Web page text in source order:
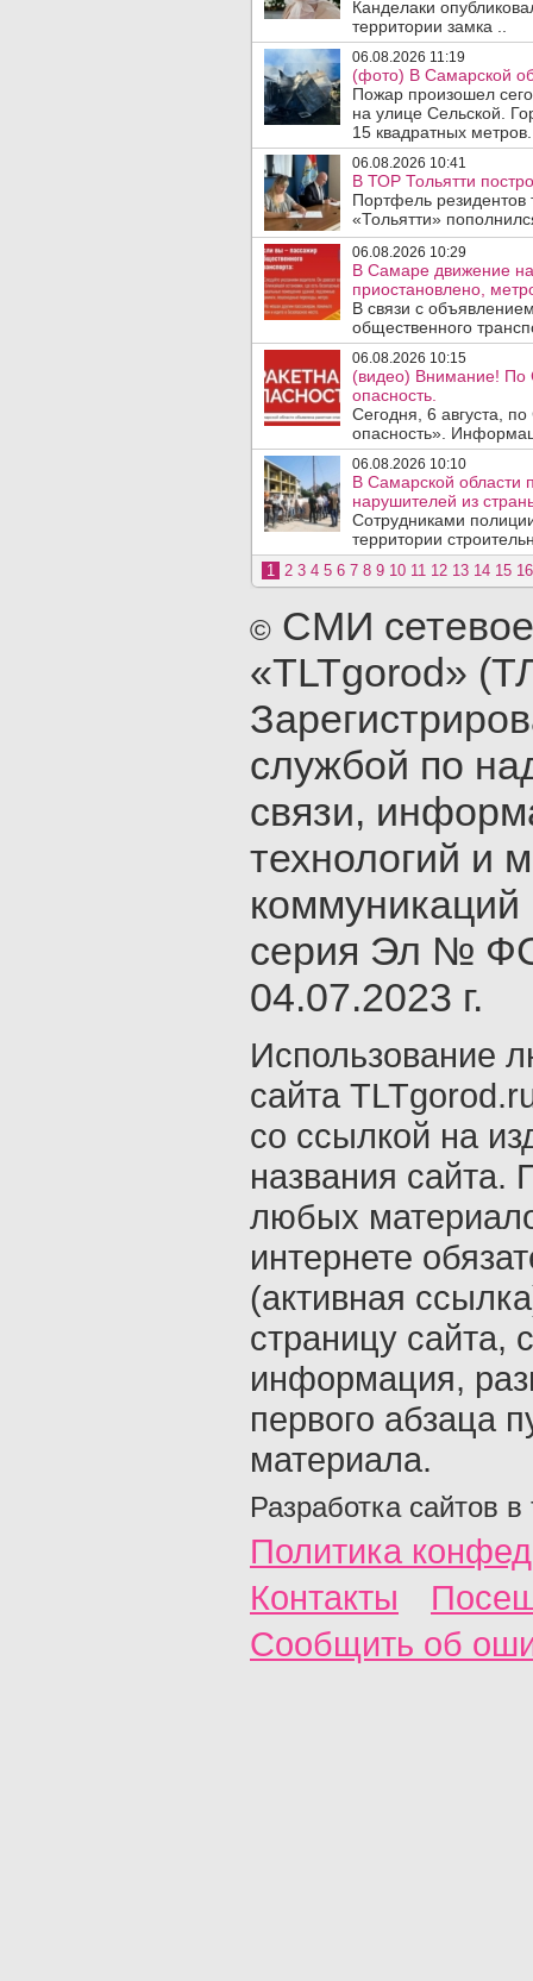
Канделаки
территории замка ..
06.08.2026 11:19
(фото) В Самарской
Пожар произошел
на улице Сельской.
15 квадратных метров.
06.08.2026 10:41
В ТОР Тольятти
Портфель
«Тольятти»
06.08.2026 10:29
В Самаре движение
приостановлено,
В связи с
общественного
06.08.2026 10:15
(видео) Внимание! По
опасность.
Сегодня, 6 августа,
опасность».
06.08.2026 10:10
В Самарской области
нарушителей из
Сотрудниками
территории
1 2 3 4 5 6 7 8 9 10 11 12 13 14 15 16
© СМИ
«TLTgorod»
службой по
связи,
технологий и
серия Эл №
04.07.2023 г.
Использование
сайта
со ссылкой на
названия сайта.
любых
интернете
(активная
страницу сайта,
информация,
первого абзаца
материала.
Разработка сайтов в
Политика
Контакты
Сообщить об